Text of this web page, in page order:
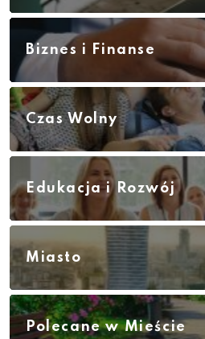
Biznes i Finanse
Czas Wolny
Edukacja i Rozwój
Miasto
Polecane w Mieście